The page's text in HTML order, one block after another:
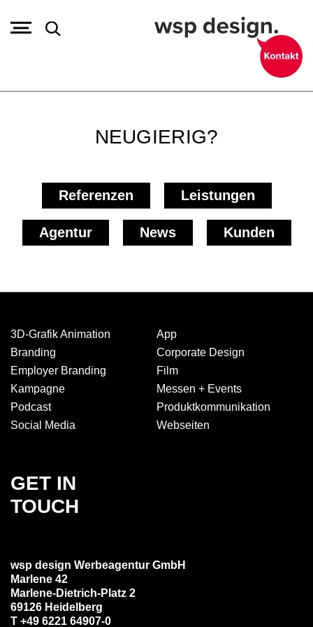
NEUGIERIG?
Referenzen Leistungen
Agentur News Kunden
GET IN
TOUCH
wsp design Werbeagentur GmbH
Marlene 42
Marlene-Dietrich-Platz 2
69126 Heidelberg
T +49 6221 64907-0
3D-Grafik Animation
App
Branding
Corporate Design
Employer Branding
Film
Kampagne
Messen + Events
Podcast
Produkt­kommuni­kation
Social Media
Webseiten